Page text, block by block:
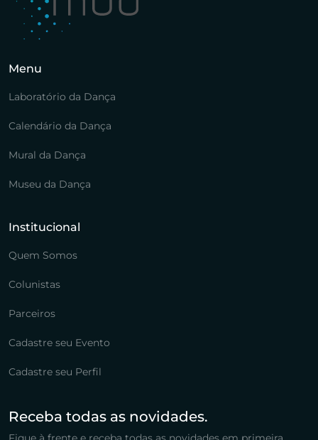
Menu
Laboratório da Dança
Calendário da Dança
Mural da Dança
Museu da Dança
Institucional
Quem Somos
Colunistas
Parceiros
Cadastre seu Evento
Cadastre seu Perfil
Receba todas as novidades.